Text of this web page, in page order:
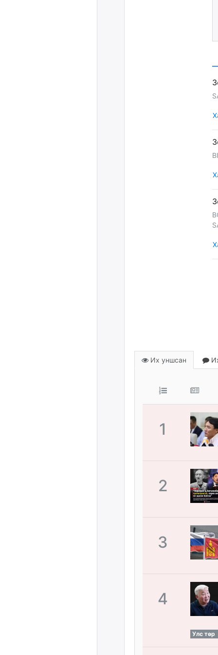
Их уншсан
1
2
3
4
Улс төр